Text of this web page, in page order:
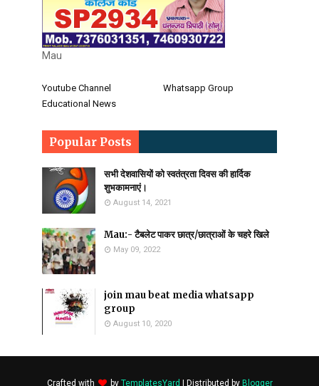
Mau
Youtube Channel
Whatsapp Group
Educational News
Popular Posts
सभी देशवासियों को स्वतंत्रता दिवस की हार्दिक
शुभकामनाएं।
August 14, 2021
Mau:- टैबलेट पाकर छात्र/छात्राओं के चहरे खिले
May 09, 2022
join mau beat media whatsapp
group
August 10, 2020
Crafted with by TemplatesYard | Distributed by Blogger